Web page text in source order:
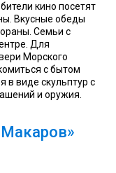
кино посетят
Вкусные обеды
Семьи с
Для
Морского
с бытом
в виде скульптур с
и оружия.